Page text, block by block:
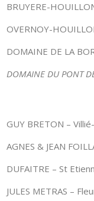
BRUYERE-
OVERNOY-
DOMAINE DE LA
DOMAINE DU PONT
GUY BRETON –
AGNES & JEAN
DUFAITRE – St
JULES METRAS –